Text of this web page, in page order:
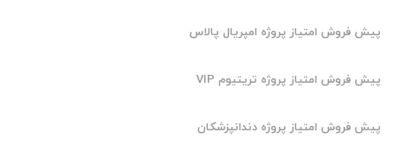
پیش فروش امتیاز پروژه امپریال پالاس
پیش فروش امتیاز پروژه تریتیوم VIP
پیش فروش امتیاز پروژه دندانپزشکان